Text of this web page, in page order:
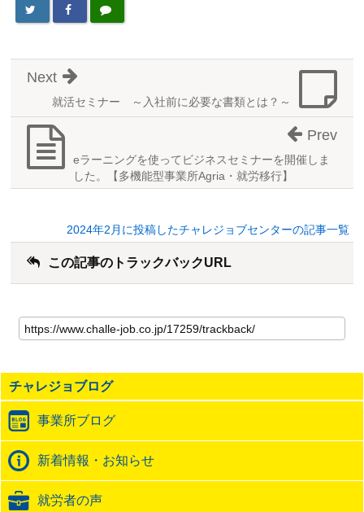
就活セミナー ～入社前に必要な書類とは？～
Next
eラーニングを使ってビジネスセミナーを開催しま
した。【多機能型事業所Agria・就労移行】
Prev
2024年2月に投稿したチャレジョブセンターの記事一覧
この記事のトラックバックURL
の
記
の
ト
ッ
ク
バ
ッ
ク
URL
チャレジョブログ
事業所ブログ
新着情報・お知らせ
就労者の声